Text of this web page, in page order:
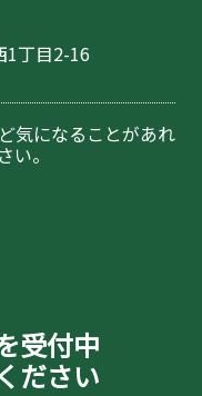
1丁目2-16
気になることがあれ
。
受付中
ださい